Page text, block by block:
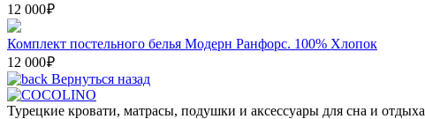
12 000 ₽
Комплект постельного белья Модерн Ранфорс. 100% Хлопок
12 000 ₽
Вернуться назад
Турецкие кровати, матрасы, подушки и аксессуары для сна и отдыха